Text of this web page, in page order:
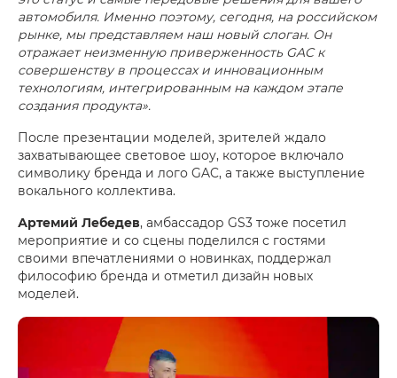
автомобиля. Именно поэтому, сегодня, на российском
рынке, мы представляем наш новый слоган. Он
отражает неизменную приверженность GAC к
совершенству в процессах и инновационным
технологиям, интегрированным на каждом этапе
создания продукта».
После презентации моделей, зрителей ждало
захватывающее световое шоу, которое включало
символику бренда и лого GAC, а также выступление
вокального коллектива.
Артемий Лебедев, амбассадор GS3 тоже посетил
мероприятие и со сцены поделился с гостями
своими впечатлениями о новинках, поддержал
философию бренда и отметил дизайн новых
моделей.